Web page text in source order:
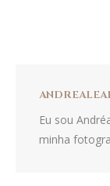
Eu sou
minha